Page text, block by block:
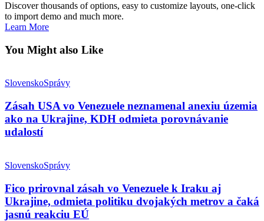
Discover thousands of options, easy to customize layouts, one-click
to import demo and much more.
Learn More
You Might also Like
SlovenskoSprávy
Zásah USA vo Venezuele neznamenal anexiu územia
ako na Ukrajine, KDH odmieta porovnávanie
udalostí
SlovenskoSprávy
Fico prirovnal zásah vo Venezuele k Iraku aj
Ukrajine, odmieta politiku dvojakých metrov a čaká
jasnú reakciu EÚ